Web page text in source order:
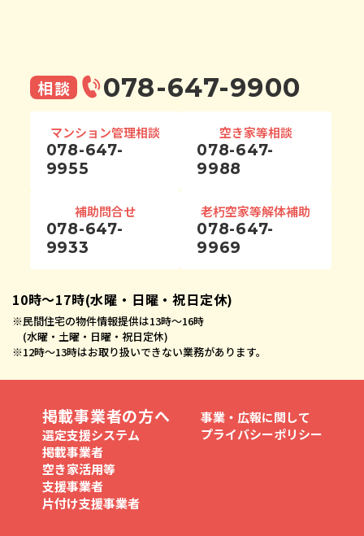
相談 078-647-9900
マンション管理相談
078-647-
9955
空き家等相談
078-647-
9988
補助問合せ
078-647-
9933
老朽空家等解体補助
078-647-
9969
10時〜17時(水曜・日曜・祝日定休)
※民間住宅の物件情報提供は13時〜16時
(水曜・土曜・日曜・祝日定休)
※12時〜13時はお取り扱いできない業務があります。
掲載事業者の方へ
選定支援システム
掲載事業者
空き家活用等
支援事業者
片付け支援事業者
事業・広報に関して
プライバシーポリシー